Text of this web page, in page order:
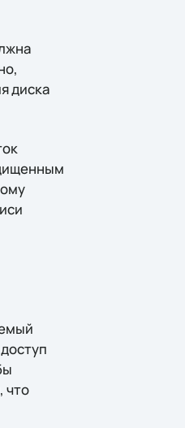
диска
что